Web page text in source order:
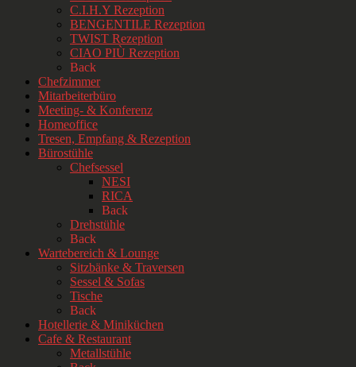
C.I.H.Y Rezeption
BENGENTILE Rezeption
TWIST Rezeption
CIAO PIÙ Rezeption
Back
Chefzimmer
Mitarbeiterbüro
Meeting- & Konferenz
Homeoffice
Tresen, Empfang & Rezeption
Bürostühle
Chefsessel
NESI
RICA
Back
Drehstühle
Back
Wartebereich & Lounge
Sitzbänke & Traversen
Sessel & Sofas
Tische
Back
Hotellerie & Miniküchen
Cafe & Restaurant
Metallstühle